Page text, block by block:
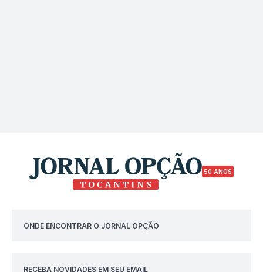
50 ANOS
ONDE ENCONTRAR O JORNAL OPÇÃO
RECEBA NOVIDADES EM SEU EMAIL